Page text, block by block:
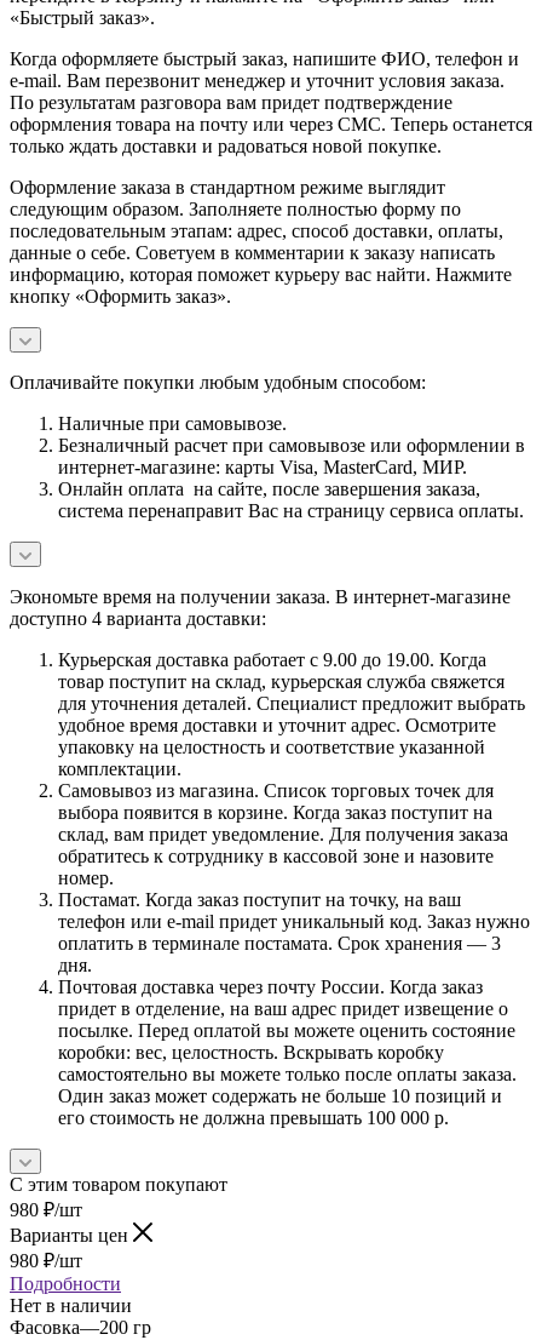
«Быстрый заказ».
Когда оформляете быстрый заказ, напишите ФИО, телефон и
e-mail. Вам перезвонит менеджер и уточнит условия заказа.
По результатам разговора вам придет подтверждение
оформления товара на почту или через СМС. Теперь останется
только ждать доставки и радоваться новой покупке.
Оформление заказа в стандартном режиме выглядит
следующим образом. Заполняете полностью форму по
последовательным этапам: адрес, способ доставки, оплаты,
данные о себе. Советуем в комментарии к заказу написать
информацию, которая поможет курьеру вас найти. Нажмите
кнопку «Оформить заказ».
Оплачивайте покупки любым удобным способом:
Наличные при самовывозе.
Безналичный расчет при самовывозе или оформлении в
интернет-магазине: карты Visa, MasterCard, МИР.
Онлайн оплата на сайте, после завершения заказа,
система перенаправит Вас на страницу сервиса оплаты.
Экономьте время на получении заказа. В интернет-магазине
доступно 4 варианта доставки:
Курьерская доставка работает с 9.00 до 19.00. Когда
товар поступит на склад, курьерская служба свяжется
для уточнения деталей. Специалист предложит выбрать
удобное время доставки и уточнит адрес. Осмотрите
упаковку на целостность и соответствие указанной
комплектации.
Самовывоз из магазина. Список торговых точек для
выбора появится в корзине. Когда заказ поступит на
склад, вам придет уведомление. Для получения заказа
обратитесь к сотруднику в кассовой зоне и назовите
номер.
Постамат. Когда заказ поступит на точку, на ваш
телефон или e-mail придет уникальный код. Заказ нужно
оплатить в терминале постамата. Срок хранения — 3
дня.
Почтовая доставка через почту России. Когда заказ
придет в отделение, на ваш адрес придет извещение о
посылке. Перед оплатой вы можете оценить состояние
коробки: вес, целостность. Вскрывать коробку
самостоятельно вы можете только после оплаты заказа.
Один заказ может содержать не больше 10 позиций и
его стоимость не должна превышать 100 000 р.
С этим товаром покупают
980 ₽/шт
Варианты цен
980 ₽/шт
Подробности
Нет в наличии
Фасовка—200 гр